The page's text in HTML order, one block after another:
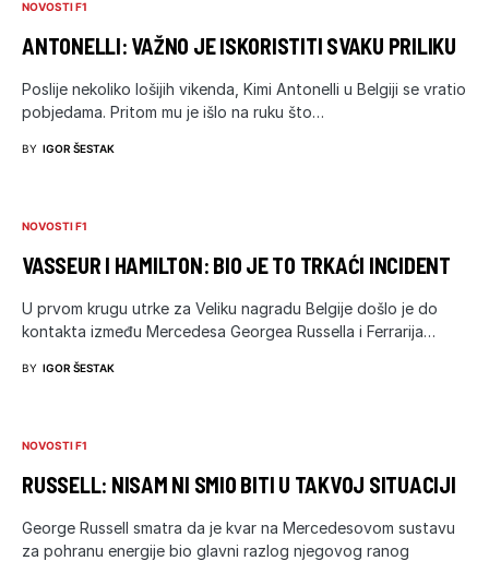
NOVOSTI F1
ANTONELLI: VAŽNO JE ISKORISTITI SVAKU PRILIKU
Poslije nekoliko lošijih vikenda, Kimi Antonelli u Belgiji se vratio
pobjedama. Pritom mu je išlo na ruku što…
BY IGOR ŠESTAK
NOVOSTI F1
VASSEUR I HAMILTON: BIO JE TO TRKAĆI INCIDENT
U prvom krugu utrke za Veliku nagradu Belgije došlo je do
kontakta između Mercedesa Georgea Russella i Ferrarija…
BY IGOR ŠESTAK
NOVOSTI F1
RUSSELL: NISAM NI SMIO BITI U TAKVOJ SITUACIJI
George Russell smatra da je kvar na Mercedesovom sustavu
za pohranu energije bio glavni razlog njegovog ranog